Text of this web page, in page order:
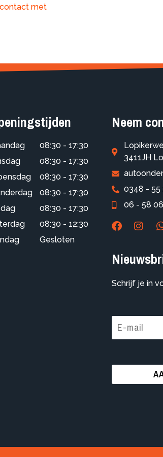
met
08:30 - 17:30
08:30 - 17:30
08:30 - 17:30
08:30 - 17:30
08:30 - 17:30
08:30 - 12:30
Gesloten
Neem
3411JH
0348 - 55
06 - 58
Schrijf je in